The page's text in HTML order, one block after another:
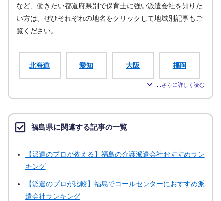
など、働きたい都道府県別で保育士に強い派遣会社を知りた
い方は、ぜひそれぞれの地名をクリックして地域別記事もご
覧ください。
北海道 愛知 大阪 福岡
宮城 新潟 広島 青森
岩手 秋田 山形
栃木 群馬 埼玉 千葉
神奈川 富山 石川 福井
福島県に関連する記事の一覧
【派遣のプロが教える】福島の介護派遣会社おすすめラン
キング
【派遣のプロが比較】福島でコールセンターにおすすめ派
遣会社ランキング